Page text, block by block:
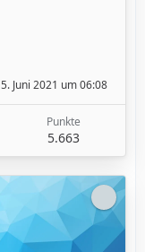
5. Juni 2021 um 06:08
Punkte
5.663